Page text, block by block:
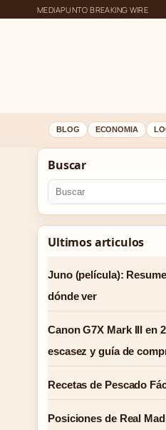
MEDIAPUNTO BREAKING WIRE
BLOG ECONOMIA
Buscar
Ultimos articulos
Juno (película):
dónde ver
Canon G7X Mark III en
escasez y guía de
Recetas de Pescado
Posiciones de Real